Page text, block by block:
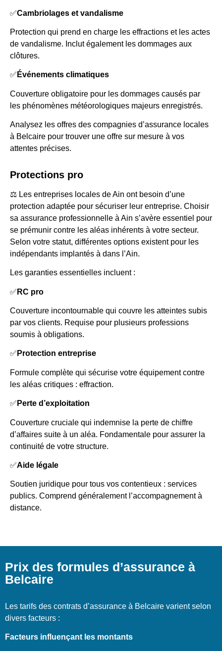
✅Cambriolages et vandalisme
Protection qui prend en charge les effractions et les actes
de vandalisme. Inclut également les dommages aux
clôtures.
✅ Événements climatiques
Couverture obligatoire pour les dommages causés par
les phénomènes météorologiques majeurs enregistrés.
Analysez les offres des compagnies d’assurance locales
à Belcaire pour trouver une offre sur mesure à vos
attentes précises.
Protections pro
⚖️ Les entreprises locales de Ain ont besoin d’une
protection adaptée pour sécuriser leur entreprise. Choisir
sa assurance professionnelle à Ain s’avère essentiel pour
se prémunir contre les aléas inhérents à votre secteur.
Selon votre statut, différentes options existent pour les
indépendants implantés à dans l’Ain.
Les garanties essentielles incluent :
✅ RC pro
Couverture incontournable qui couvre les atteintes subis
par vos clients. Requise pour plusieurs professions
soumis à obligations.
✅ Protection entreprise
Formule complète qui sécurise votre équipement contre
les aléas critiques : effraction.
✅ Perte d’exploitation
Couverture cruciale qui indemnise la perte de chiffre
d’affaires suite à un aléa. Fondamentale pour assurer la
continuité de votre structure.
✅Aide légale
Soutien juridique pour tous vos contentieux : services
publics. Comprend généralement l’accompagnement à
distance.
Prix des formules d’assurance à
Belcaire
Les tarifs des contrats d’assurance à Belcaire varient selon
divers facteurs :
Facteurs influençant les montants